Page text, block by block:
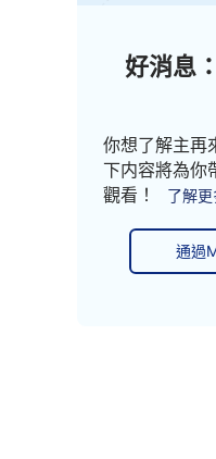
好消息
你想了解主再
下内容將為你
觀看！
了解更
通過